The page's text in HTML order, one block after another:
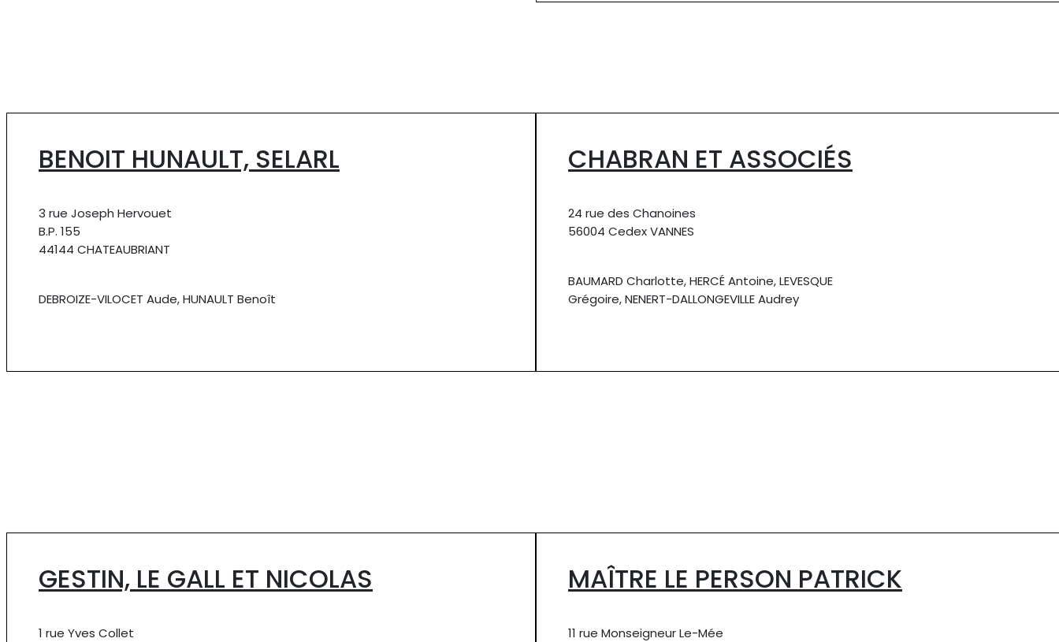
BENOIT HUNAULT, SELARL
3 rue Joseph Hervouet
B.P. 155
44144 CHATEAUBRIANT
DEBROIZE-VILOCET Aude, HUNAULT Benoît
CHABRAN ET ASSOCIÉS
24 rue des Chanoines
56004 Cedex VANNES
BAUMARD Charlotte, HERCÉ Antoine, LEVESQUE
Grégoire, NENERT-DALLONGEVILLE Audrey
GESTIN, LE GALL ET NICOLAS
1 rue Yves Collet
MAÎTRE LE PERSON PATRICK
11 rue Monseigneur Le-Mée